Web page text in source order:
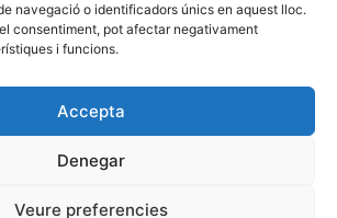
navegació o identificadors únics en aquest lloc.
consentiment, pot afectar negativament
i funcions.
Accepta
Denegar
Veure preferencies